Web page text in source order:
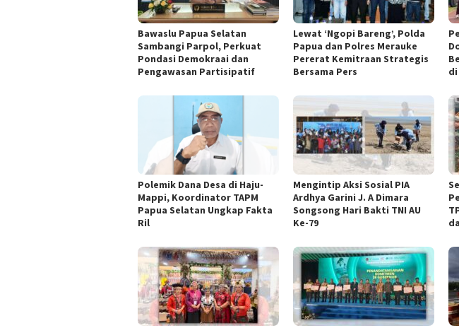
Bawaslu Papua Selatan
Sambangi Parpol, Perkuat
Pondasi Demokraai dan
Pengawasan Partisipatif
Lewat ‘Ngopi Bareng’, Polda
Papua dan Polres Merauke
Pererat Kemitraan Strategis
Bersama Pers
Polemik Dana Desa di Haju-
Mappi, Koordinator TAPM
Papua Selatan Ungkap Fakta
Ril
Mengintip Aksi Sosial PIA
Ardhya Garini J. A Dimara
Songsong Hari Bakti TNI AU
Ke-79